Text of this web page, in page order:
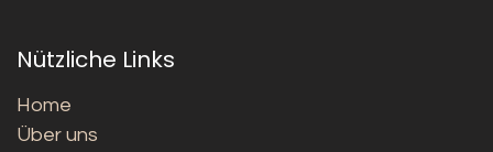
Nützliche Links
Home
Über uns